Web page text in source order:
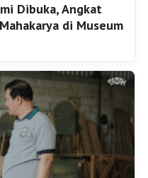
Dibuka, Angkat
di Museum